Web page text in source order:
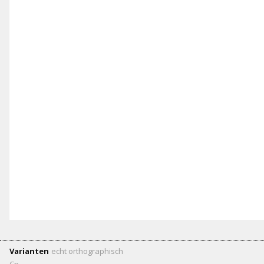
Varianten echt orthographisch